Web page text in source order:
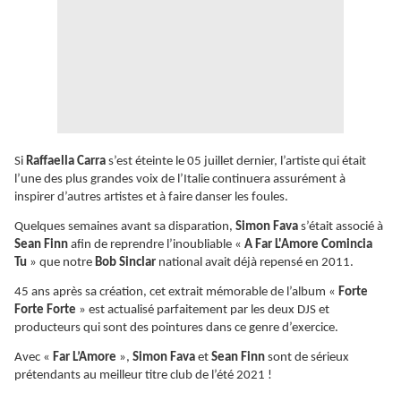
Si Raffaella Carra s’est éteinte le 05 juillet dernier, l’artiste qui était
l’une des plus grandes voix de l’Italie continuera assurément à
inspirer d’autres artistes et à faire danser les foules.
Quelques semaines avant sa disparation, Simon Fava s’était associé à
Sean Finn afin de reprendre l’inoubliable « A Far L'Amore Comincia
Tu » que notre Bob Sinclar national avait déjà repensé en 2011.
45 ans après sa création, cet extrait mémorable de l’album « Forte
Forte Forte » est actualisé parfaitement par les deux DJS et
producteurs qui sont des pointures dans ce genre d’exercice.
Avec « Far L’Amore », Simon Fava et Sean Finn sont de sérieux
prétendants au meilleur titre club de l’été 2021 !